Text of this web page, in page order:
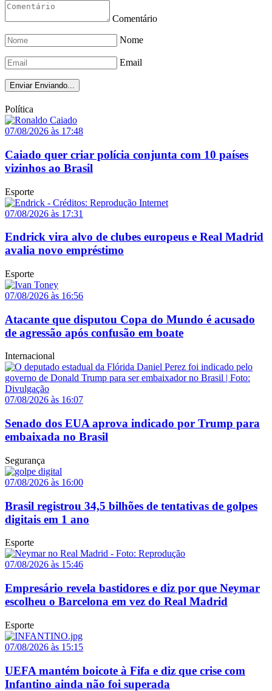
Comentário
Nome
Email
Enviar Enviando...
Política
07/08/2026 às 17:48
Caiado quer criar polícia conjunta com 10 países
vizinhos ao Brasil
Esporte
07/08/2026 às 17:31
Endrick vira alvo de clubes europeus e Real Madrid
avalia novo empréstimo
Esporte
07/08/2026 às 16:56
Atacante que disputou Copa do Mundo é acusado
de agressão após confusão em boate
Internacional
07/08/2026 às 16:07
Senado dos EUA aprova indicado por Trump para
embaixada no Brasil
Segurança
07/08/2026 às 16:00
Brasil registrou 34,5 bilhões de tentativas de golpes
digitais em 1 ano
Esporte
07/08/2026 às 15:46
Empresário revela bastidores e diz por que Neymar
escolheu o Barcelona em vez do Real Madrid
Esporte
07/08/2026 às 15:15
UEFA mantém boicote à Fifa e diz que crise com
Infantino ainda não foi superada